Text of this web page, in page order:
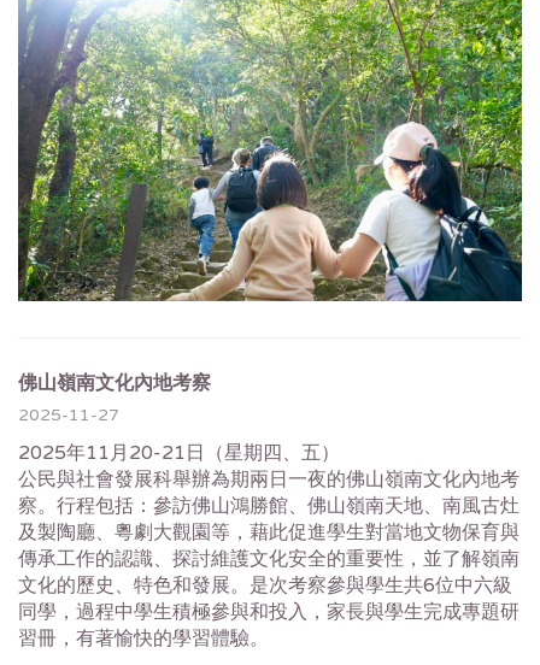
佛山嶺南文化內地考察
2025-11-27
2025年11月20-21日（星期四、五）
公民與社會發展科舉辦為期兩日一夜的佛山嶺南文化內地考
察。行程包括：參訪佛山鴻勝館、佛山嶺南天地、南風古灶
及製陶廳、粵劇大觀園等，藉此促進學生對當地文物保育與
傳承工作的認識、探討維護文化安全的重要性，並了解嶺南
文化的歷史、特色和發展。是次考察參與學生共6位中六級
同學，過程中學生積極參與和投入，家長與學生完成專題研
習冊，有著愉快的學習體驗。